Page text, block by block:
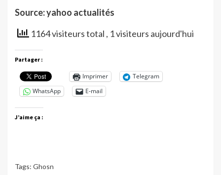
Source: yahoo actualités
1164 visiteurs total , 1 visiteurs aujourd'hui
Partager :
Imprimer
Telegram
WhatsApp
E-mail
J’aime ça :
Tags: Ghosn